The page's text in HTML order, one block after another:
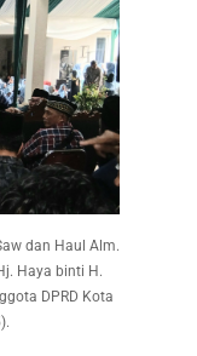
dan Haul Alm.
Haya binti H.
DPRD Kota